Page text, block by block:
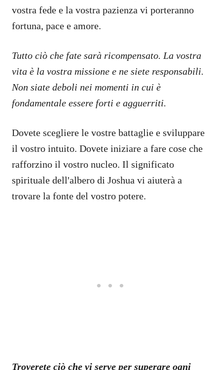
vostra fede e la vostra pazienza vi porteranno
fortuna, pace e amore.
Tutto ciò che fate sarà ricompensato. La vostra
vita è la vostra missione e ne siete responsabili.
Non siate deboli nei momenti in cui è
fondamentale essere forti e agguerriti.
Dovete scegliere le vostre battaglie e sviluppare
il vostro intuito. Dovete iniziare a fare cose che
rafforzino il vostro nucleo. Il significato
spirituale dell'albero di Joshua vi aiuterà a
trovare la fonte del vostro potere.
Troverete ciò che vi serve per superare ogni